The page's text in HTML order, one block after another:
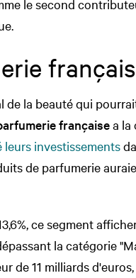
le second
de la beauté qui
françaisea la
leurs investissements
de parfumerie
ce segment
la catégorie
de 11 milliards